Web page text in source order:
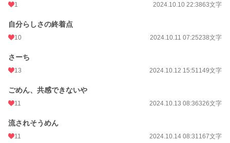
1 2024.10.10 22:3863文字
自分らしさの終着点
10 2024.10.11 07:25238文字
さーち
13 2024.10.12 15:51149文字
ごめん、共感できないや
11 2024.10.13 08:36326文字
流されそうめん
11 2024.10.14 08:31167文字